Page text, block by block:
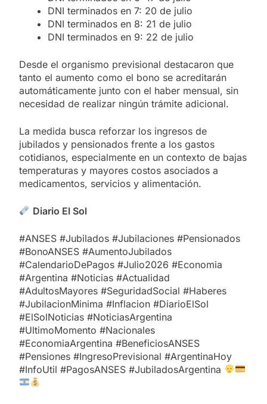
DNI terminados en 7: 20 de julio
DNI terminados en 8: 21 de julio
DNI terminados en 9: 22 de julio
Desde el organismo previsional destacaron que
tanto el aumento como el bono se acreditarán
automáticamente junto con el haber mensual, sin
necesidad de realizar ningún trámite adicional.
La medida busca reforzar los ingresos de
jubilados y pensionados frente a los gastos
cotidianos, especialmente en un contexto de bajas
temperaturas y mayores costos asociados a
medicamentos, servicios y alimentación.
Diario El Sol
#ANSES #Jubilados #Jubilaciones #Pensionados
#BonoANSES #AumentoJubilados
#CalendarioDePagos #Julio2026 #Economia
#Argentina #Noticias #Actualidad
#AdultosMayores #SeguridadSocial #Haberes
#JubilacionMinima #Inflacion #DiarioElSol
#ElSolNoticias #NoticiasArgentina
#UltimoMomento #Nacionales
#EconomiaArgentina #BeneficiosANSES
#Pensiones #IngresoPrevisional #ArgentinaHoy
#InfoUtil #PagosANSES #JubiladosArgentina